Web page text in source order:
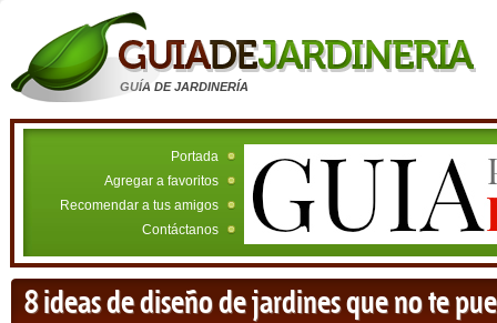
GUÍA DE JARDINERÍA
Portada
Agregar a favoritos
Recomendar a tus amigos
Contáctanos
8 ideas de diseño de jardines que no te